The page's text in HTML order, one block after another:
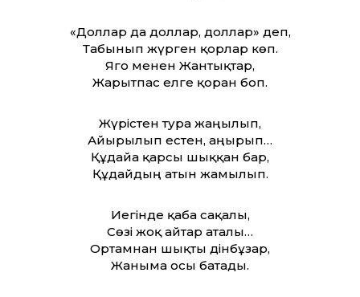
«Доллар да доллар, доллар» деп,
Табынып жүрген қорлар көп.
Яго менен Жантықтар,
Жарытпас елге қорған боп.
Жүрістен тура жаңылып,
Айырылып естен, аңырып…
Құдайға қарсы шыққан бар,
Құдайдың атын жамылып.
Иегінде қаба сақалы,
Сөзі жоқ айтар аталы…
Ортамнан шықты дінбұзар,
Жаныма осы батады.